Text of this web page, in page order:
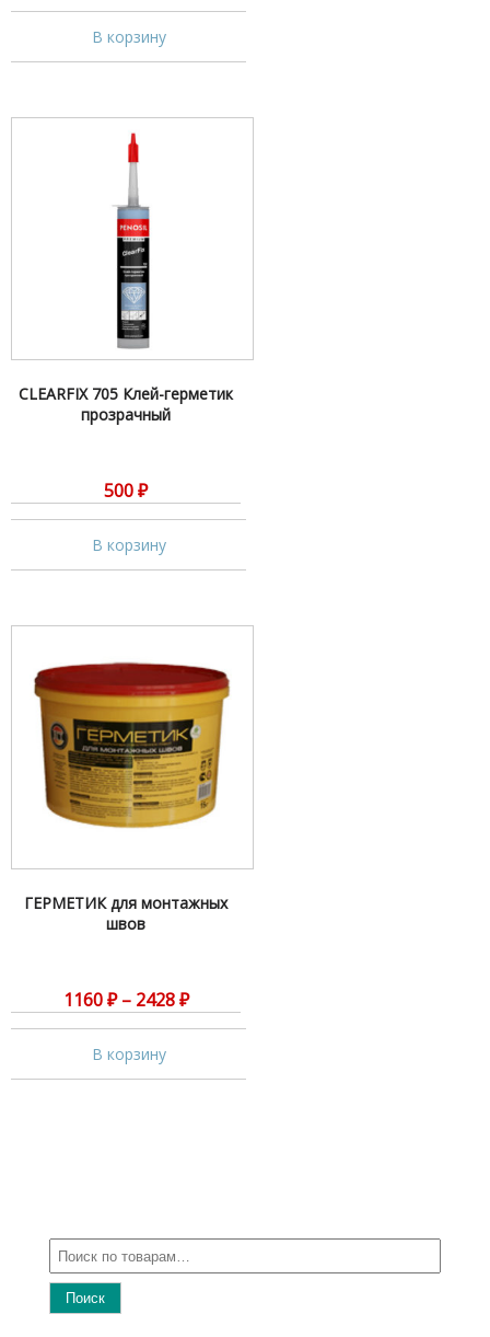
В корзину
CLEARFIX 705 Клей-герметик
прозрачный
500₽
В корзину
ГЕРМЕТИК для монтажных
швов
1160₽ – 2428₽
В корзину
Поиск